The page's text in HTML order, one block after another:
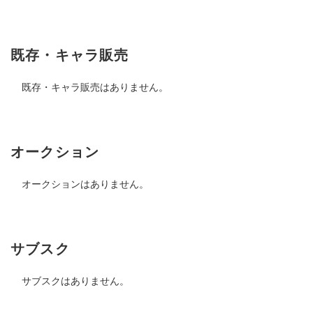
既存・キャラ販売
既存・キャラ販売はありません。
オークション
オークションはありません。
サブスク
サブスクはありません。